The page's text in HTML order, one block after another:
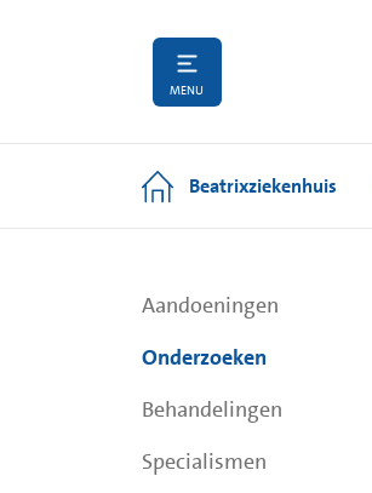
MENU
Beatrixziekenhuis
Aandoeningen
Onderzoeken
Behandelingen
Specialismen